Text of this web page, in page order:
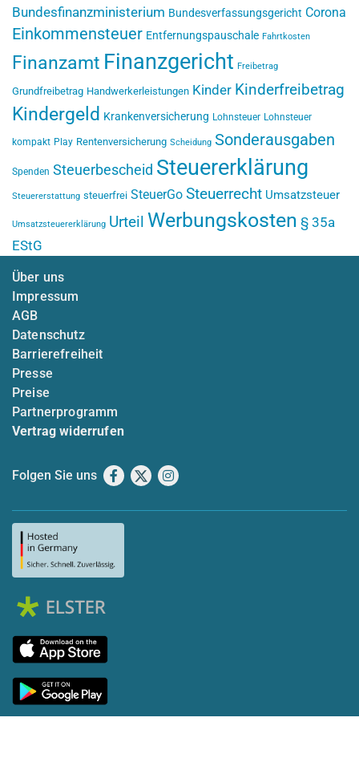
Bundesfinanzministerium Bundesverfassungsgericht Corona
Einkommensteuer Entfernungspauschale Fahrtkosten
Finanzamt Finanzgericht Freibetrag
Grundfreibetrag Handwerkerleistungen Kinder Kinderfreibetrag
Kindergeld Krankenversicherung Lohnsteuer Lohnsteuer
kompakt Play Rentenversicherung Scheidung Sonderausgaben
Spenden Steuerbescheid Steuererklärung
Steuererstattung steuerfrei SteuerGo Steuerrecht Umsatzsteuer
Umsatzsteuererklärung Urteil Werbungskosten § 35a
EStG
Über uns
Impressum
AGB
Datenschutz
Barrierefreiheit
Presse
Preise
Partnerprogramm
Vertrag widerrufen
Folgen Sie uns Facebook
X Instagram